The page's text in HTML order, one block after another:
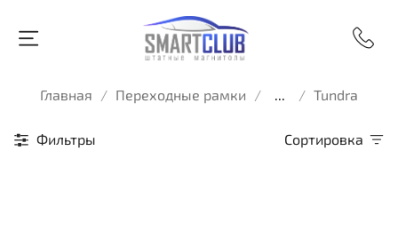
Главная Переходные рамки ... Tundra
Фильтры Сортировка